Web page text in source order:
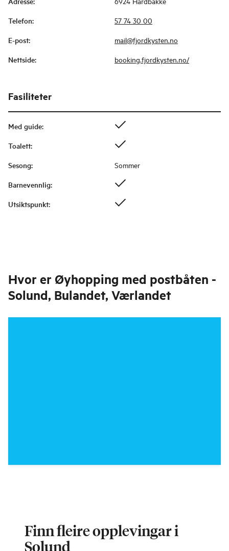
Telefon: 57 74 30 00
E-post: mail@fjordkysten.no
Nettside: booking.fjordkysten.no/
Fasiliteter
Med guide:
Toalett:
Sesong: Sommer
Barnevennlig:
Utsiktspunkt:
Hvor er Øyhopping med postbåten -
Solund, Bulandet, Værlandet
Finn fleire opplevingar i
Solund